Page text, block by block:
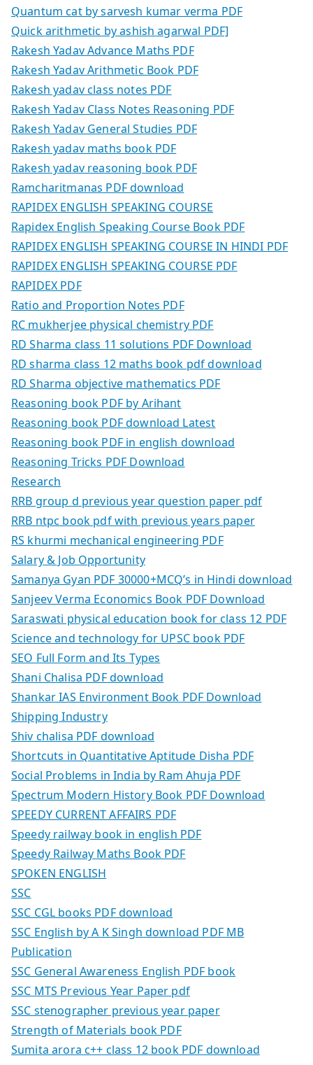
Quantum cat by sarvesh kumar verma PDF
Quick arithmetic by ashish agarwal PDF]
Rakesh Yadav Advance Maths PDF
Rakesh Yadav Arithmetic Book PDF
Rakesh yadav class notes PDF
Rakesh Yadav Class Notes Reasoning PDF
Rakesh Yadav General Studies PDF
Rakesh yadav maths book PDF
Rakesh yadav reasoning book PDF
Ramcharitmanas PDF download
RAPIDEX ENGLISH SPEAKING COURSE
Rapidex English Speaking Course Book PDF
RAPIDEX ENGLISH SPEAKING COURSE IN HINDI PDF
RAPIDEX ENGLISH SPEAKING COURSE PDF
RAPIDEX PDF
Ratio and Proportion Notes PDF
RC mukherjee physical chemistry PDF
RD Sharma class 11 solutions PDF Download
RD sharma class 12 maths book pdf download
RD Sharma objective mathematics PDF
Reasoning book PDF by Arihant
Reasoning book PDF download Latest
Reasoning book PDF in english download
Reasoning Tricks PDF Download
Research
RRB group d previous year question paper pdf
RRB ntpc book pdf with previous years paper
RS khurmi mechanical engineering PDF
Salary & Job Opportunity
Samanya Gyan PDF 30000+MCQ’s in Hindi download
Sanjeev Verma Economics Book PDF Download
Saraswati physical education book for class 12 PDF
Science and technology for UPSC book PDF
SEO Full Form and Its Types
Shani Chalisa PDF download
Shankar IAS Environment Book PDF Download
Shipping Industry
Shiv chalisa PDF download
Shortcuts in Quantitative Aptitude Disha PDF
Social Problems in India by Ram Ahuja PDF
Spectrum Modern History Book PDF Download
SPEEDY CURRENT AFFAIRS PDF
Speedy railway book in english PDF
Speedy Railway Maths Book PDF
SPOKEN ENGLISH
SSC
SSC CGL books PDF download
SSC English by A K Singh download PDF MB
Publication
SSC General Awareness English PDF book
SSC MTS Previous Year Paper pdf
SSC stenographer previous year paper
Strength of Materials book PDF
Sumita arora c++ class 12 book PDF download